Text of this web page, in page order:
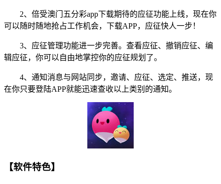
2、倍受澳门五分彩app下载期待的应征功能上线，现在你
可以随时随地抢占工作机会，下载APP，应征快人一步！
3、应征管理功能进一步完善。查看应征、撤销应征、编
辑应征，你可以自由地掌控你的应征规划了。
4、通知消息与网站同步，邀请、应征、选定、推送，现
在你只要登陆APP就能迅速查收以上类别的通知。
【软件特色】